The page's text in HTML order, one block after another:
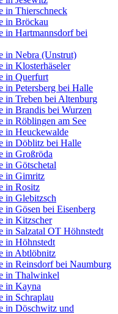
in Thierschneck
in Bröckau
in Hartmannsdorf bei
in Nebra (Unstrut)
in Klosterhäseler
in Querfurt
in Petersberg bei Halle
in Treben bei Altenburg
in Brandis bei Wurzen
in Röblingen am See
in Heuckewalde
in Döblitz bei Halle
in Großröda
in Götschetal
in Gimritz
in Rositz
in Glebitzsch
in Gösen bei Eisenberg
in Kitzscher
in Salzatal OT Höhnstedt
in Höhnstedt
in Abtlöbnitz
in Reinsdorf bei Naumburg
in Thalwinkel
in Kayna
in Schraplau
in Döschwitz und